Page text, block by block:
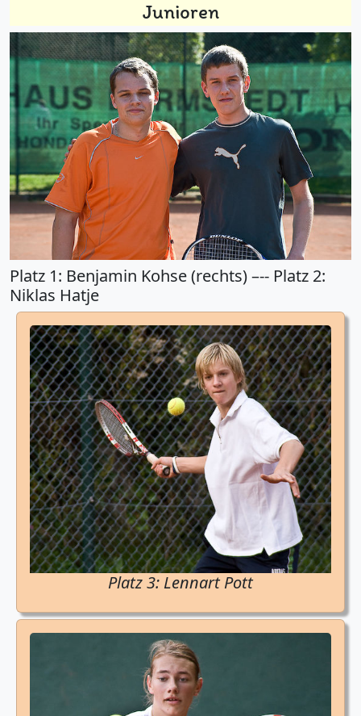
Junioren
Platz 1: Benjamin Kohse (rechts) –-- Platz 2:
Niklas Hatje
Platz 3: Lennart Pott